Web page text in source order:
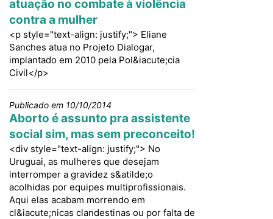
atuação no combate à violência
contra a mulher
<p style="text-align: justify;"> Eliane
Sanches atua no Projeto Dialogar,
implantado em 2010 pela Pol&iacute;cia
Civil</p>
Publicado em 10/10/2014
Aborto é assunto pra assistente
social sim, mas sem preconceito!
<div style="text-align: justify;"> No
Uruguai, as mulheres que desejam
interromper a gravidez s&atilde;o
acolhidas por equipes multiprofissionais.
Aqui elas acabam morrendo em
cl&iacute;nicas clandestinas ou por falta de